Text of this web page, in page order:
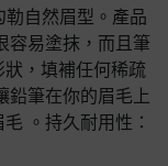
自然眉型。產品
容易塗抹，而且筆
，填補任何稀疏
鉛筆在你的眉毛上
。持久耐用性：